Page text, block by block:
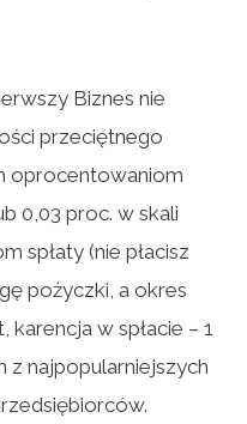
Biznes nie
przeciętnego
oprocentowaniom
0,03 proc. w skali
spłaty (nie płacisz
pożyczki, a okres
w spłacie – 1
z najpopularniejszych